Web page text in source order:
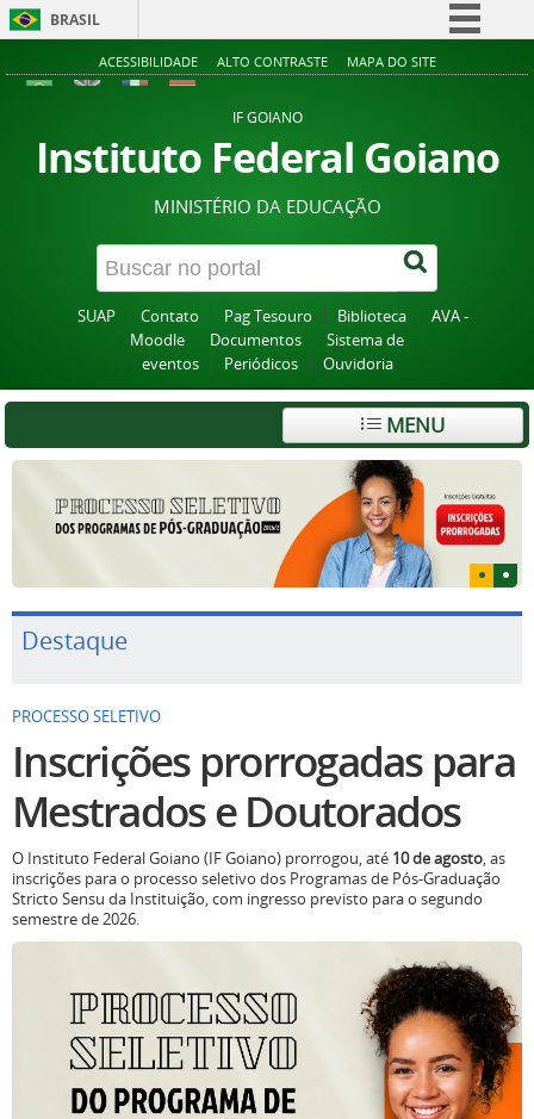
BRASIL
Simplifique!
Acesso à informação
Legislação
Canais
ACESSIBILIDADE ALTO CONTRASTE MAPA DO SITE
IF GOIANO
Instituto Federal Goiano
MINISTÉRIO DA EDUCAÇÃO
SUAP Contato Pag Tesouro Biblioteca
AVA -
Moodle
Documentos
Sistema de
eventos
Periódicos Ouvidoria
MENU
Destaque
PROCESSO SELETIVO
Inscrições prorrogadas para
Mestrados e Doutorados
O Instituto Federal Goiano (IF Goiano) prorrogou, até 10 de agosto, as
inscrições para o processo seletivo dos Programas de Pós-Graduação
Stricto Sensu da Instituição, com ingresso previsto para o segundo
semestre de 2026.